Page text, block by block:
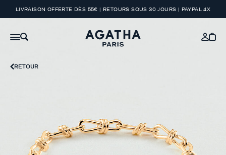
LIVRAISON OFFERTE DÈS 55€ | RETOURS SOUS 30 JOURS | PAYPAL 4X
RETOUR